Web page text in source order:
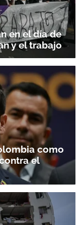
en el día de
y el trabajo
como
el